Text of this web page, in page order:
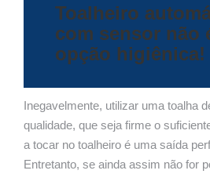
Toalheiro
com sensor não
opção higiênica!
Inegavelmente, utilizar uma toalha
qualidade, que seja firme o
a tocar no toalheiro é uma saída
Entretanto, se ainda assim não for